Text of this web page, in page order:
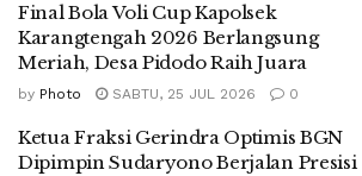
Final Bola Voli Cup Kapolsek
Karangtengah 2026 Berlangsung
Meriah, Desa Pidodo Raih Juara
by Photo SABTU, 25 JUL 2026 0
Ketua Fraksi Gerindra Optimis BGN
Dipimpin Sudaryono Berjalan Presisi